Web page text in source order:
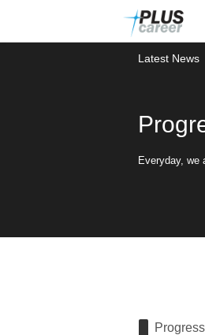
뉴
토
Latest News
Everyday, we